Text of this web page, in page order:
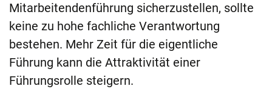
Mitarbeitendenführung sicherzustellen, sollte
keine zu hohe fachliche Verantwortung
bestehen. Mehr Zeit für die eigentliche
Führung kann die Attraktivität einer
Führungsrolle steigern.